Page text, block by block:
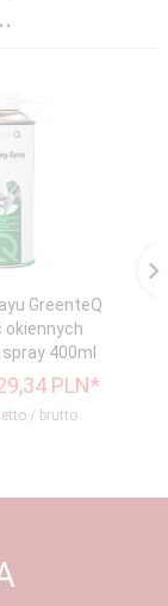
GreenteQ
okiennych
400ml
PLN*
/ brutto